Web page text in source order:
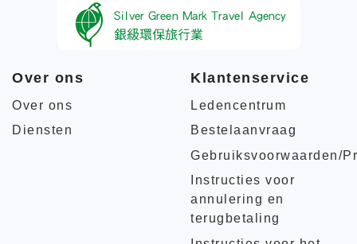
Over ons
Over ons
Diensten
Klantenservice
Ledencentrum
Bestelaanvraag
Gebruiksvoorwaarden/
Instructies voor
annulering en
terugbetaling